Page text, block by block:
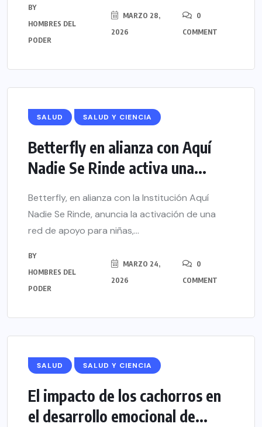
BY
HOMBRES DEL
PODER
MARZO 28,
2026
0
COMMENT
SALUD SALUD Y CIENCIA
Betterfly en alianza con Aquí
Nadie Se Rinde activa una...
Betterfly, en alianza con la Institución Aquí
Nadie Se Rinde, anuncia la activación de una
red de apoyo para niñas,...
BY
HOMBRES DEL
PODER
MARZO 24,
2026
0
COMMENT
SALUD SALUD Y CIENCIA
El impacto de los cachorros en
el desarrollo emocional de...